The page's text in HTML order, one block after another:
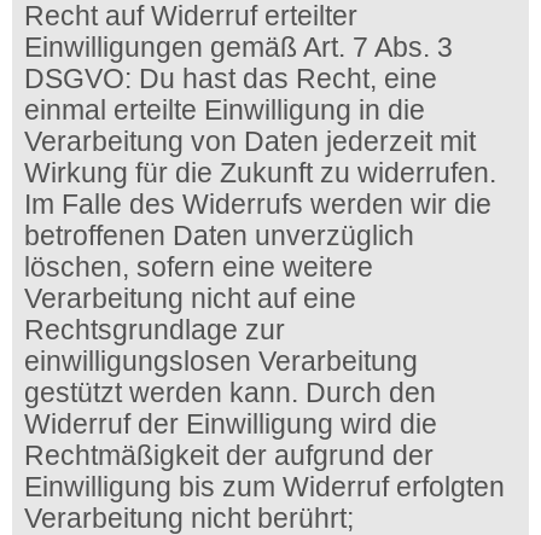
Recht auf Widerruf erteilter
Einwilligungen gemäß Art. 7 Abs. 3
DSGVO: Du hast das Recht, eine
einmal erteilte Einwilligung in die
Verarbeitung von Daten jederzeit mit
Wirkung für die Zukunft zu widerrufen.
Im Falle des Widerrufs werden wir die
betroffenen Daten unverzüglich
löschen, sofern eine weitere
Verarbeitung nicht auf eine
Rechtsgrundlage zur
einwilligungslosen Verarbeitung
gestützt werden kann. Durch den
Widerruf der Einwilligung wird die
Rechtmäßigkeit der aufgrund der
Einwilligung bis zum Widerruf erfolgten
Verarbeitung nicht berührt;